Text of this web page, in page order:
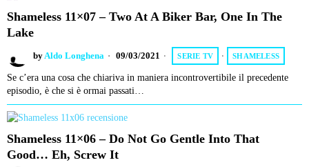
Shameless 11×07 – Two At A Biker Bar, One In The
Lake
by Aldo Longhena 09/03/2021 SERIE TV · SHAMELESS
Se c’era una cosa che chiariva in maniera incontrovertibile il precedente
episodio, è che si è ormai passati…
Shameless 11×06 – Do Not Go Gentle Into That
Good… Eh, Screw It